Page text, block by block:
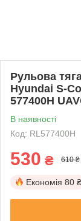
Рульова
Hyundai S-
577400H
В наявності
Код: RL577400H
530 ₴ 610 ₴
Економія 80 ₴